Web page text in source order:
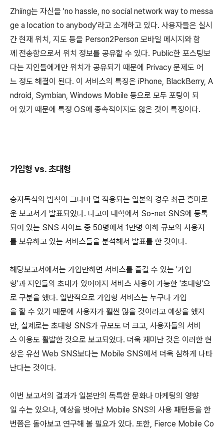
Zhiing는 자신을 'no hassle, no social network way to messa
ge a location to anybody'라고 소개하고 있다. 사용자들은 실시
간 현재 위치, 지도 등을 Person2Person 모바일 메시지와 함
께 전송함으로서 위치 정보를 공유할 수 있다. Public한 포스팅보
다는 지인들에게만 위치가 공유되기 때문에 Privacy 문제도 어
느 정도 해결이 된다. 이 서비스의 특징은 iPhone, BlackBerry, A
ndroid, Symbian, Windows Mobile 등으로 모두 포팅이 되
어 있기 때문에 특정 OS에 종속적이지도 않은 것이 특징이다.
가입형 vs. 초대형
승자독식의 법칙이 그나마 덜 적용되는 일본의 경우 최근 흥미로
운 보고서가 발표되었다. 나고야 대학에서 So-net SNS에 등록
되어 있는 SNS 사이트 중 50명에서 1만명 이하 규모의 사용자
를 보유하고 있는 서비스들을 분석해서 발표를 한 것이다.
해당보고서에서는 가입만하면 서비스를 즐길 수 있는 '가입
형'과 지인들의 초대가 있어야지 서비스 사용이 가능한 '초대형'으
로 구분을 했다. 일반적으로 가입형 서비스는 누구나 가입
을 할 수 있기 때문에 사용자가 훨씬 많을 것이라고 예상을 했지
만, 실제로는 초대형 SNS가 규모도 더 크고, 사용자들의 서비
스 이용도 활발한 것으로 보고되었다. 더욱 재미난 것은 이러한 현
상은 유선 Web SNS보다는 Mobile SNS에서 더욱 심하게 나타
난다는 것이다.
이번 보고서의 결과가 일본만의 독특한 문화나 마케팅의 영향
일 수는 있으나, 예상을 벗어난 Mobile SNS의 사용 패턴등을 한
번쯤은 돌아보고 연구해 볼 필요가 있다. 또한, Fierce Mobile Co